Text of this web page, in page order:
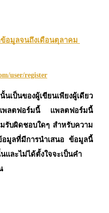
Bonus
APR
Rewards
APR
อมูลจนถึงเดือนตุลาคม
user/register
เป็นของผู้เขียนเพียงผู้เดียว
แพลตฟอร์มนี้ แพลตฟอร์มนี้
รับผิดชอบใดๆ สำหรับความ
อมูลที่มีการนำเสนอ ข้อมูลนี้
และไม่ได้ตั้งใจจะเป็นคำ